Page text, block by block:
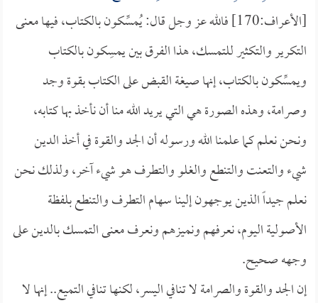
[الأعراف:170] فالله عز وجل قال: يُمسِّكون بالكتاب، فيها معنى
التكرير والتكثير للتمسك، هذا الفرق بين يمسِكون بالكتاب
ويمسِّكون بالكتاب، إنها صيغة القبض على الكتاب بقوة وجد
وصرامة، وهذه الصورة هي التي يريد الله منا أن نأخذ بها كتابه،
ونحن نعلم كما علمنا الله ورسوله أن الجد والقوة في أخذ الدين
شيء والتعنت والتنطع والغلو والتطرف هو شيء آخر، ولذلك نحن
نعلم جيداً الذين يوجهون إلينا سهام التطرف والتنطع بلفظة
الأصولية اليوم، نعرفهم ونميزهم ونعرف معنى التمسك بالدين على
وجهه صحيح.
إن الجد والقوة والصرامة لا تنافي اليسر، لكنها تنافي التميع.. إنها لا